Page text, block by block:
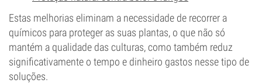
Estas melhorias eliminam a necessidade de recorrer a
químicos para proteger as suas plantas, o que não só
mantém a qualidade das culturas, como também reduz
significativamente o tempo e dinheiro gastos nesse tipo de
soluções.